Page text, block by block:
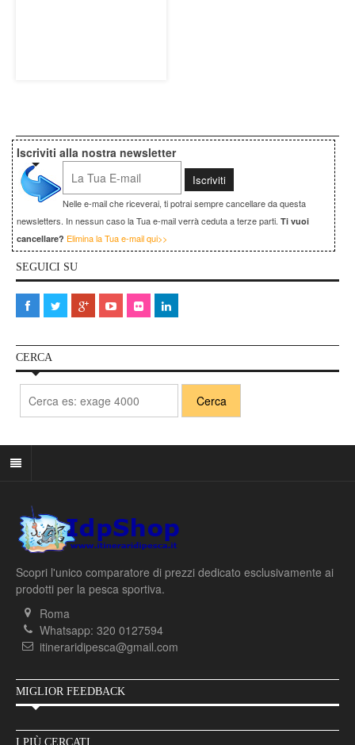
Iscriviti alla nostra newsletter
Nelle e-mail che riceverai, ti potrai sempre cancellare da questa
newsletters. In nessun caso la Tua e-mail verrà ceduta a terze parti. Ti vuoi
cancellare? Elimina la Tua e-mail qui>>
SEGUICI SU
CERCA
Scopri l'unico comparatore di prezzi dedicato esclusivamente ai
prodotti per la pesca sportiva.
Roma
Whatsapp: 320 0127594
itineraridipesca@gmail.com
MIGLIOR FEEDBACK
I PIÙ CERCATI